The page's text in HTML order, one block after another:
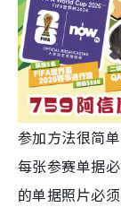
参加方法很简
每张参赛单据
的单据照片必